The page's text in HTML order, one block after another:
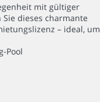
mit gültiger
dieses charmante
– ideal, um
Pool